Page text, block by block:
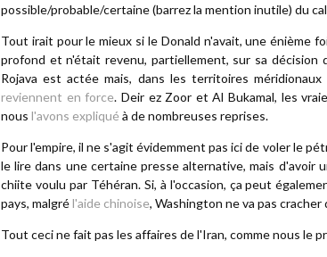
possible/probable/certaine (barrez la mention inutile) du
Tout irait pour le mieux si le Donald n'avait, une énième
profond et n'était revenu, partiellement, sur sa décision
Rojava est actée mais, dans les territoires
reviennent en force. Deir ez Zoor et Al Bukamal, les
nous l'avons expliqué à de nombreuses reprises.
Pour l'empire, il ne s'agit évidemment pas ici de voler le
le lire dans une certaine presse alternative, mais d'avoir
chiite voulu par Téhéran. Si, à l'occasion, ça peut
pays, malgrél'aide chinoise, Washington ne va pas cracher
Tout ceci ne fait pas les affaires de l'Iran, comme nous le